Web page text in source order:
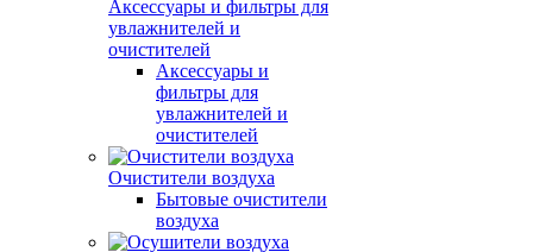
Аксессуары и фильтры для
увлажнителей и
очистителей
Аксессуары и
фильтры для
увлажнителей и
очистителей
Очистители воздуха
Бытовые очистители
воздуха